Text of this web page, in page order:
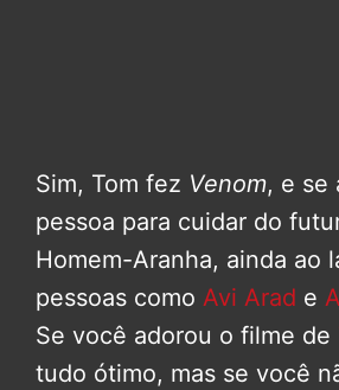
Sim, Tom fez Venom, e se
pessoa para cuidar do
Homem-Aranha, ainda ao
pessoas como Avi Arad e
Se você adorou o filme de
tudo ótimo, mas se você